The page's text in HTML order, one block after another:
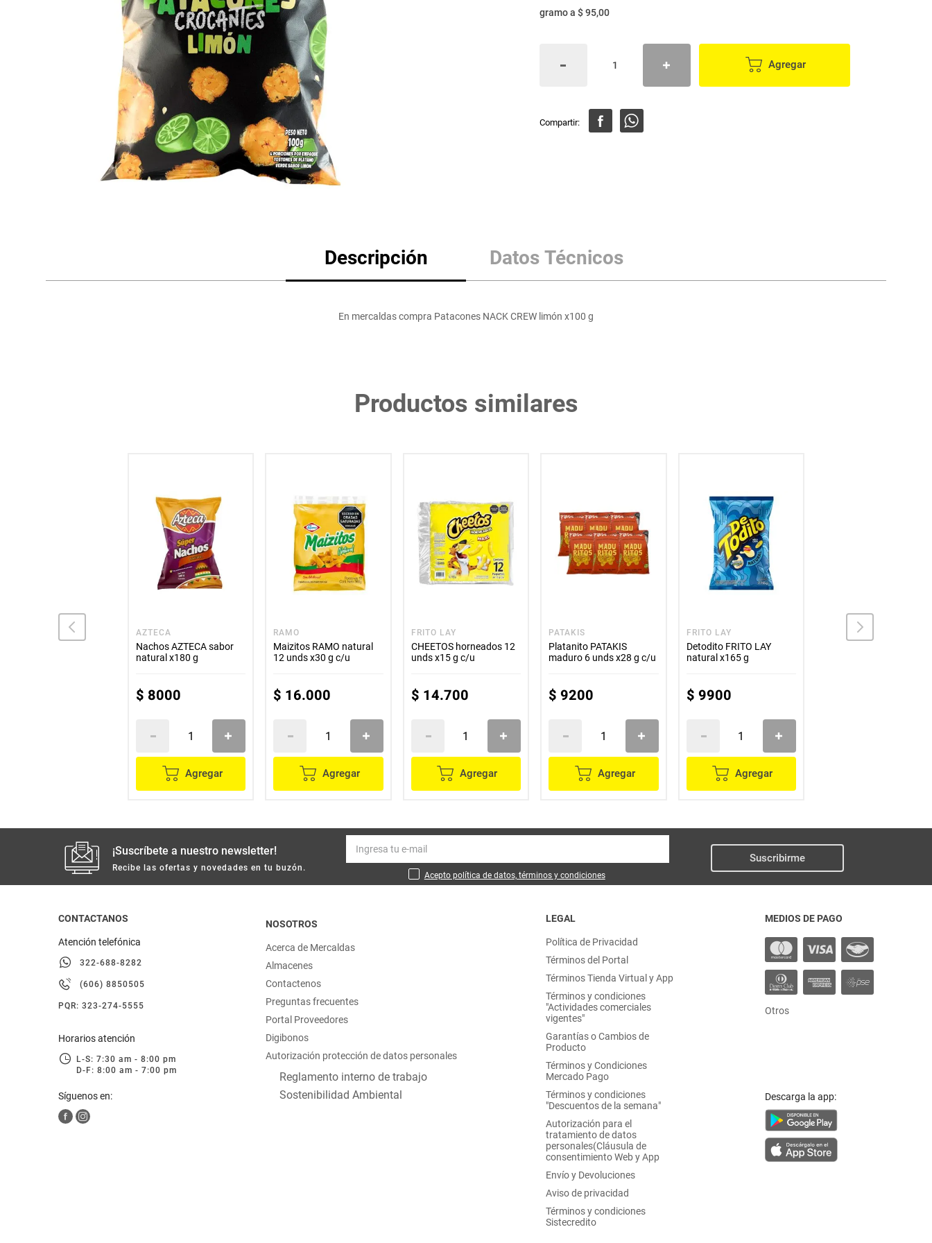
lácteos y refrigerados
vinos y licores
cuidado del bebé
otros
gramoa $ 95,00
Agregar
Descripción Datos Técnicos
En mercaldas compra Patacones NACK CREW limón x100 g
Productos similares
AZTECA
Nachos AZTECA sabor
natural x180 g
$ 8000
Agregar
RAMO
Maizitos RAMO natural
12 unds x30 g c/u
$ 16.000
Agregar
FRITO LAY
CHEETOS horneados 12
unds x15 g c/u
$ 14.700
Agregar
PATAKIS
Platanito PATAKIS
maduro 6 unds x28 g c/u
$ 9200
Agregar
FRITO LAY
Detodito FRITO LAY
natural x165 g
$ 9900
Agregar
¡Suscríbete a nuestro newsletter!
Recibe las ofertas y novedades en tu buzón.
Acepto política de datos, términos y condiciones
Suscribirme
CONTACTANOS
Atención telefónica
322-688-8282
(606) 8850505
PQR: 323-274-5555
Horarios atención
L-S: 7:30 am - 8:00 pm
D-F: 8:00 am - 7:00 pm
Síguenos en:
NOSOTROS
Acerca de Mercaldas
Almacenes
Contactenos
Preguntas frecuentes
Portal Proveedores
Digibonos
Autorización protección de datos personales
Reglamento interno de trabajo
Sostenibilidad Ambiental
LEGAL
Política de Privacidad
Términos del Portal
Términos Tienda Virtual y App
Términos y condiciones
"Actividades comerciales
vigentes"
Garantías o Cambios de
Producto
Términos y Condiciones
Mercado Pago
Términos y condiciones
"Descuentos de la semana"
Autorización para el
tratamiento de datos
personales(Cláusula de
consentimiento Web y App
Envío y Devoluciones
Aviso de privacidad
Términos y condiciones
Sistecredito
MEDIOS DE PAGO
Otros
Descarga la app:
Mantequilla